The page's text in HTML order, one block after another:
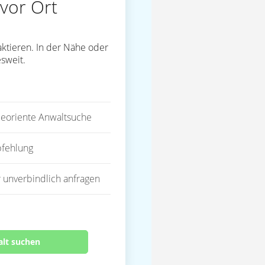
Ort
In der Nähe oder
Anwaltsuche
anfragen
suchen